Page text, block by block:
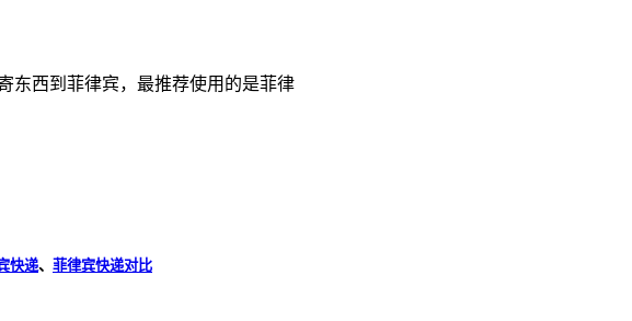
东西到菲律宾，最推荐使用的是菲律
快递、 菲律宾快递对比